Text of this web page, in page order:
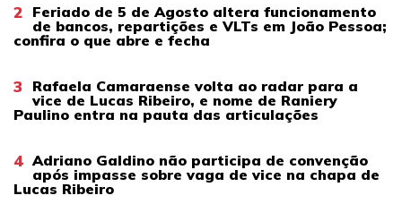
2 Feriado de 5 de Agosto altera funcionamento
de bancos, repartições e VLTs em João Pessoa;
confira o que abre e fecha
3 Rafaela Camaraense volta ao radar para a
vice de Lucas Ribeiro, e nome de Raniery
Paulino entra na pauta das articulações
4 Adriano Galdino não participa de convenção
após impasse sobre vaga de vice na chapa de
Lucas Ribeiro